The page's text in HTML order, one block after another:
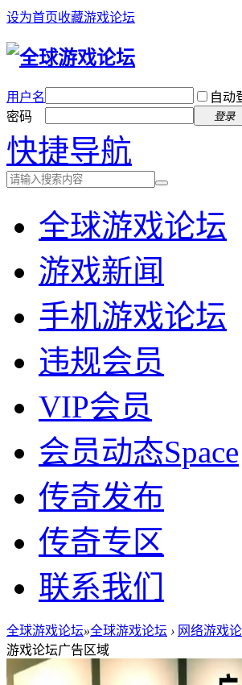
设为首页收藏游戏论坛
用户名 自动
密码
登录
快捷导航
全球游戏论坛
游戏新闻
手机游戏论坛
违规会员
VIP会员
会员动态Space
传奇发布
传奇专区
联系我们
全球游戏论坛»全球游戏论坛 › 网络游戏
游戏论坛广告区域